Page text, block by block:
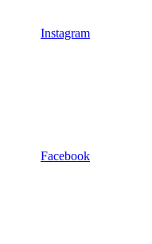
Instagram
Facebook